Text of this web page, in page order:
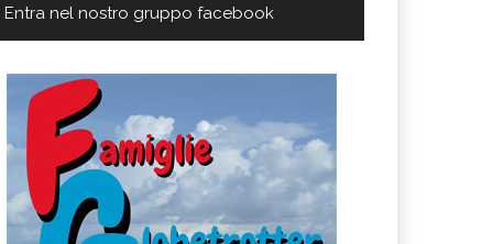
Entra nel nostro gruppo facebook